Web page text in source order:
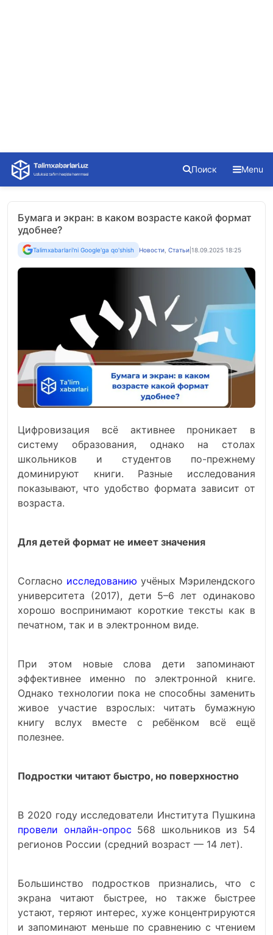
Skip
content
Поиск Menu
Бумага и экран: в каком возрасте какой формат
удобнее?
Talimxabarlari'ni Google'ga qo'shish Новости Статьи 18.09.2025 18:25
Цифровизация всё активнее проникает в
систему образования, однако на столах
школьников и студентов по-прежнему
доминируют книги. Разные исследования
показывают, что удобство формата зависит от
возраста.
Для детей формат не имеет значения
Согласно исследованию учёных Мэрилендского
университета (2017), дети 5–6 лет одинаково
хорошо воспринимают короткие тексты как в
печатном, так и в электронном виде.
При этом новые слова дети запоминают
эффективнее именно по электронной книге.
Однако технологии пока не способны заменить
живое участие взрослых: читать бумажную
книгу вслух вместе с ребёнком всё ещё
полезнее.
Подростки читают быстро, но поверхностно
В 2020 году исследователи Института Пушкина
провели онлайн-опрос 568 школьников из 54
регионов России (средний возраст — 14 лет).
Большинство подростков признались, что с
экрана читают быстрее, но также быстрее
устают, теряют интерес, хуже концентрируются
и запоминают меньше по сравнению с чтением